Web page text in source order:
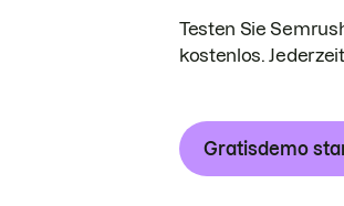
Testen Sie
kostenlos.
Gratisdemo